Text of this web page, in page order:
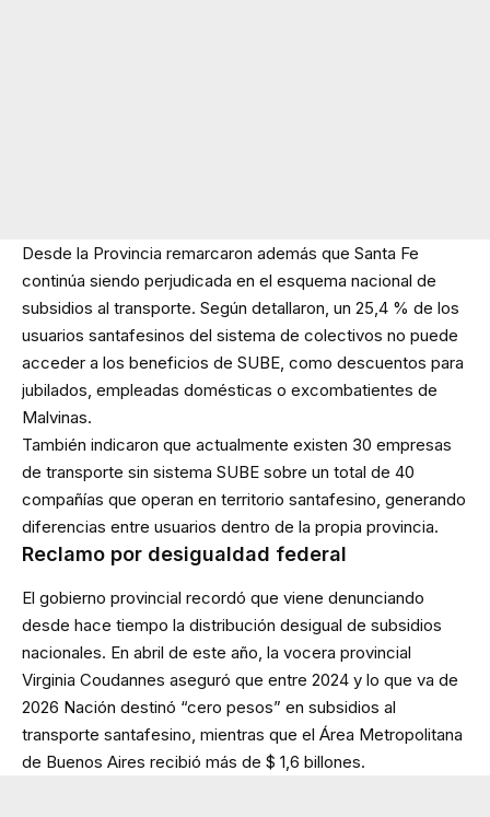
Desde la Provincia remarcaron además que Santa Fe
continúa siendo perjudicada en el esquema nacional de
subsidios al transporte. Según detallaron, un 25,4 % de los
usuarios santafesinos del sistema de colectivos no puede
acceder a los beneficios de SUBE, como descuentos para
jubilados, empleadas domésticas o excombatientes de
Malvinas.
También indicaron que actualmente existen 30 empresas
de transporte sin sistema SUBE sobre un total de 40
compañías que operan en territorio santafesino, generando
diferencias entre usuarios dentro de la propia provincia.
Reclamo por desigualdad federal
El gobierno provincial recordó que viene denunciando
desde hace tiempo la distribución desigual de subsidios
nacionales. En abril de este año, la vocera provincial
Virginia Coudannes aseguró que entre 2024 y lo que va de
2026 Nación destinó “cero pesos” en subsidios al
transporte santafesino, mientras que el Área Metropolitana
de Buenos Aires recibió más de $ 1,6 billones.